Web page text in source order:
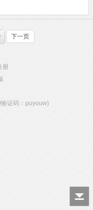
下一页
册
证码：puyouw)